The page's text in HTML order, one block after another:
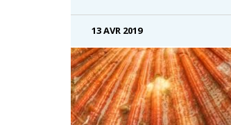
13 AVR 2019